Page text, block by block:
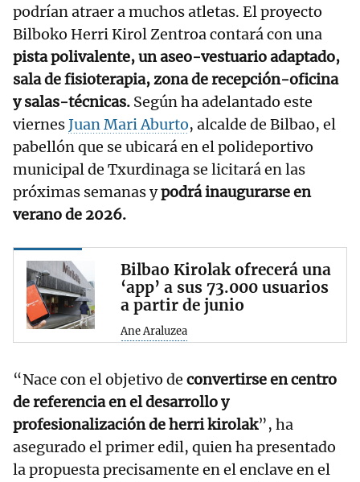
podrían atraer a muchos atletas. El proyecto
Bilboko Herri Kirol Zentroa contará con una
pista polivalente, un aseo-vestuario adaptado,
sala de fisioterapia, zona de recepción-oficina
y salas-técnicas. Según ha adelantado este
viernesJuan Mari Aburto, alcalde de Bilbao, el
pabellón que se ubicará en el polideportivo
municipal de Txurdinaga se licitará en las
próximas semanas ypodrá inaugurarse en
verano de 2026.
Bilbao Kirolak ofrecerá una
‘app’ a sus 73.000 usuarios
a partir de junio
Ane Araluzea
“Nace con el objetivo de convertirse en centro
de referencia en el desarrollo y
profesionalización de herri kirolak”, ha
asegurado el primer edil, quien ha presentado
la propuesta precisamente en el enclave en el